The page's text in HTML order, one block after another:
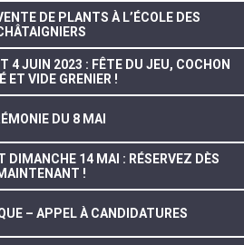
DE PLANTS À L’ÉCOLE DES
4 JUIN 2023 : FÊTE DU JEU, COCHON
ET VIDE GRENIER !
DU 8 MAI
DIMANCHE 14 MAI : RÉSERVEZ DÈS
!
– APPEL À CANDIDATURES